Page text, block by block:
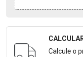
Formulário
Calcule o